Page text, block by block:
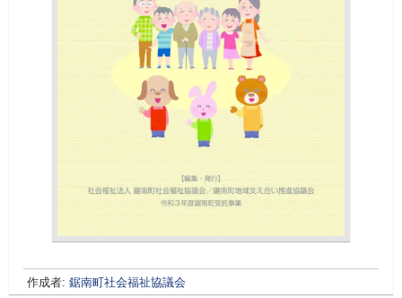
作成者: 鋸南町社会福祉協議会